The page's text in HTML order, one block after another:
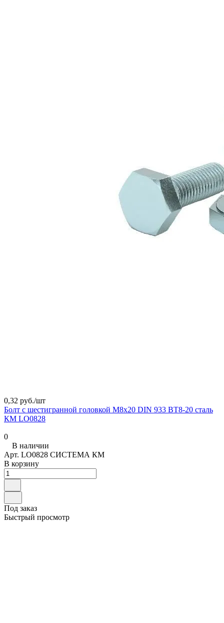
0,32 руб./шт
Болт с шестигранной головкой М8х20 DIN 933 BT8-20 сталь
КМ LO0828
0
В наличии
Арт. LO0828 СИСТЕМА КМ
В корзину
Под заказ
Быстрый просмотр